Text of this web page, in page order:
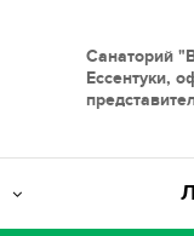
Санаторий
Ессентуки,